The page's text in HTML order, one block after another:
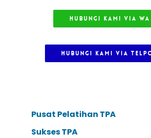
HUBUNGI KAMI VIA WA
HUBUNGI KAMI VIA
Pusat Pelatihan TPA
Sukses TPA